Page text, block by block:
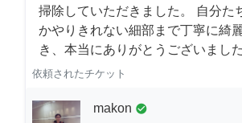
掃除していただきました。 自分た
かやりきれない細部まで丁寧に綺
き、本当にありがとうございました
依頼されたチケット
makon check_circle